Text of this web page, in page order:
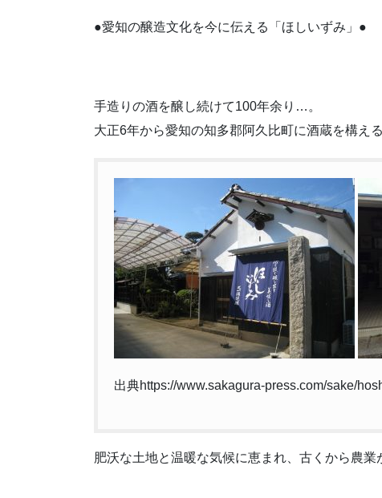
●愛知の醸造文化を今に伝える「ほしいずみ」●
手造りの酒を醸し続けて100年余り…。
大正6年から愛知の知多郡阿久比町に酒蔵を構える
出典https://www.sakagura-press.com/sake/
肥沃な土地と温暖な気候に恵まれ、古くから農業